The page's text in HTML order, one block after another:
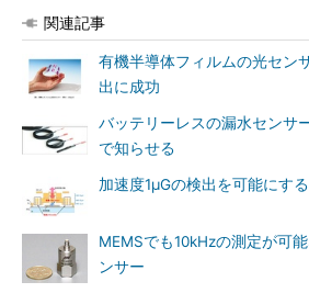
関連記事
有機半導体フィルムの光セン
出に成功
バッテリーレスの漏水センサ
で知らせる
加速度1μGの検出を可能にす
MEMSでも10kHzの測定が可
ンサー